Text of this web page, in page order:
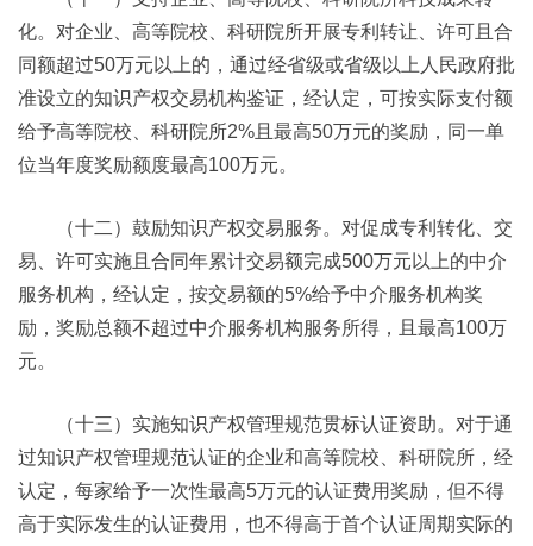
化。对企业、高等院校、科研院所开展专利转让、许可且合
同额超过50万元以上的，通过经省级或省级以上人民政府批
准设立的知识产权交易机构鉴证，经认定，可按实际支付额
给予高等院校、科研院所2%且最高50万元的奖励，同一单
位当年度奖励额度最高100万元。
（十二）鼓励知识产权交易服务。对促成专利转化、交
易、许可实施且合同年累计交易额完成500万元以上的中介
服务机构，经认定，按交易额的5%给予中介服务机构奖
励，奖励总额不超过中介服务机构服务所得，且最高100万
元。
（十三）实施知识产权管理规范贯标认证资助。对于通
过知识产权管理规范认证的企业和高等院校、科研院所，经
认定，每家给予一次性最高5万元的认证费用奖励，但不得
高于实际发生的认证费用，也不得高于首个认证周期实际的